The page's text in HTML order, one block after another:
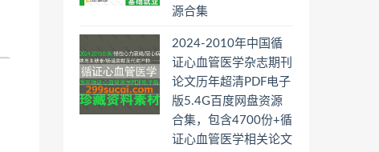
源合集
2024-2010年中国循
证心血管医学杂志期刊
论文历年超清PDF电子
版5.4G百度网盘资源
合集，包含4700份+循
证心血管医学相关论文